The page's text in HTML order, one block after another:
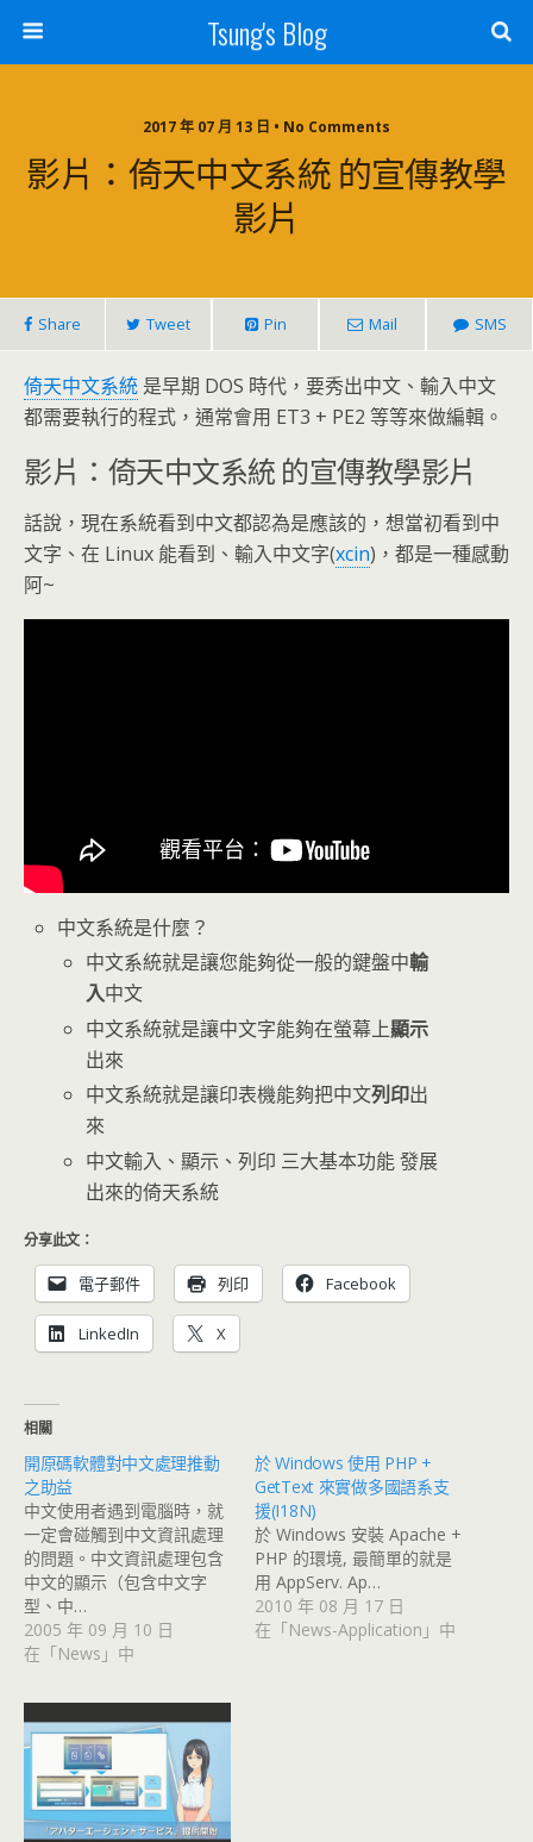
Tsung's Blog
2017 年 07 月 13 日 • No Comments
影片：倚天中文系統 的宣傳教學
影片
Share Tweet Pin Mail SMS
倚天中文系統 是早期 DOS 時代，要秀出中文、輸入中文
都需要執行的程式，通常會用 ET3 + PE2 等等來做編輯。
影片：倚天中文系統 的宣傳教學影片
話說，現在系統看到中文都認為是應該的，想當初看到中
文字、在 Linux 能看到、輸入中文字(xcin)，都是一種感動
阿~
中文系統是什麼？
中文系統就是讓您能夠從一般的鍵盤中輸
入中文
中文系統就是讓中文字能夠在螢幕上顯示
出來
中文系統就是讓印表機能夠把中文列印出
來
中文輸入、顯示、列印 三大基本功能 發展
出來的倚天系統
分享此文：
電子郵件 列印 Facebook
LinkedIn X
相關
開原碼軟體對中文處理推動
之助益
中文使用者遇到電腦時，就
一定會碰觸到中文資訊處理
的問題。中文資訊處理包含
中文的顯示（包含中文字
型、中…
2005 年 09 月 10 日
在「News」中
於 Windows 使用 PHP +
GetText 來實做多國語系支
援(I18N)
於 Windows 安裝 Apache +
PHP 的環境, 最簡單的就是
用 AppServ. Ap…
2010 年 08 月 17 日
在「News-Application」中